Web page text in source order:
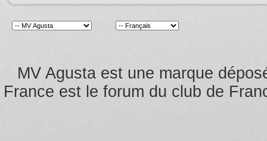
MV Agusta est une marque
France est le forum du club de